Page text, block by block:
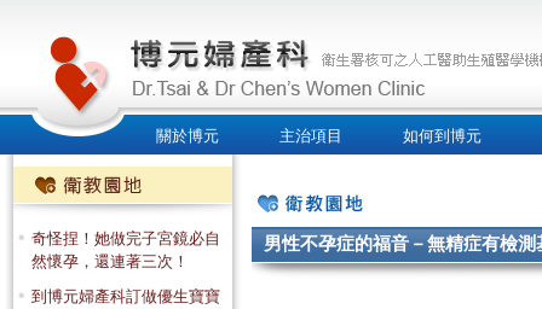
關於博元 主治項目 如何到博元
男性不孕症的福音－無精症有檢
奇怪捏！她做完子宮鏡必自
然懷孕，還連著三次！
到博元婦產科訂做優生寶寶